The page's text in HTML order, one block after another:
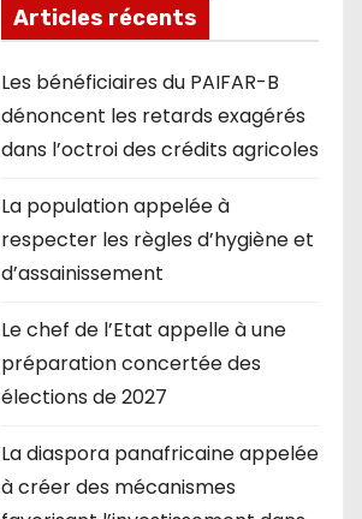
Articles récents
Les bénéficiaires du PAIFAR-B
dénoncent les retards exagérés
dans l’octroi des crédits agricoles
La population appelée à
respecter les règles d’hygiène et
d’assainissement
Le chef de l’Etat appelle à une
préparation concertée des
élections de 2027
La diaspora panafricaine appelée
à créer des mécanismes